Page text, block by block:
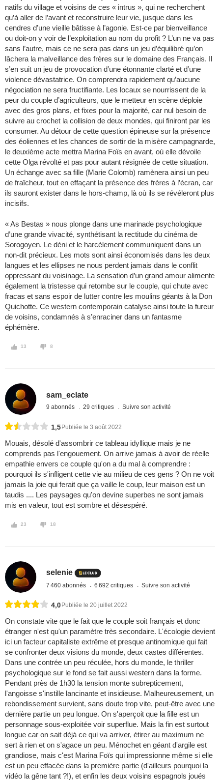
natifs du village et voisins de ces « intrus », qui ne recherchent
qu’à aller de l’avant et reconstruire leur vie, jusque dans les
cendres d’une vieille bâtisse à l’agonie. Est-ce par bienveillance
ou doit-on y voir de l’exploitation au nom du profit ? L’un ne va pas
sans l’autre, mais ce ne sera pas dans un jeu d’équilibré qu’on
lâchera la malveillance des frères sur le domaine des Français. Il
s’en suit un jeu de provocation d’une étonnante clarté et d’une
violence dévastatrice. On comprendra rapidement qu’aucune
négociation ne sera fructifiante. Les locaux se nourrissent de la
peur du couple d’agriculteurs, que le metteur en scène déploie
avec des gros plans, et fixes pour la majorité, car nul besoin de
suivre au crochet la collision de deux mondes, qui finiront par les
consumer. Au détour de cette question épineuse sur la présence
des éoliennes et les chances de sortir de la misère campagnarde,
le deuxième acte mettra Marina Foïs en avant, où elle dévoile
cette Olga révolté et pas pour autant résignée de cette situation.
Un échange avec sa fille (Marie Colomb) ramènera ainsi un peu
de fraîcheur, tout en effaçant la présence des frères à l’écran, car
ils sauront exister dans le hors-champ, là où ils se révéleront plus
incisifs.
« As Bestas » nous plonge dans une marinade psychologique
d’une grande vivacité, synthétisant la rectitude du cinéma de
Sorogoyen. Le déni et le harcèlement communiquent dans un
non-dit précieux. Les mots sont ainsi économisés dans les deux
langues et les ellipses ne nous perdent jamais dans le conflit
oppressant du voisinage. La sensation d’un grand amour alimente
également la tristesse qui retombe sur le couple, qui chute avec
fracas et sans espoir de lutter contre les moulins géants à la Don
Quichotte. Ce western contemporain catalyse ainsi toute la fureur
de voisins, condamnés à s’enraciner dans un fantasme
éphémère.
13 8
sam_eclate
9 abonnés 29 critiques Suivre son activité
1,5 Publiée le 3 août 2022
Mouais, désolé d'assombrir ce tableau idyllique mais je ne
comprends pas l'engouement. On arrive jamais à avoir de réelle
empathie envers ce couple qu'on a du mal à comprendre :
pourquoi ils s'infligent cette vie au milieu de ces gens ? On ne voit
jamais la joie qui ferait que ça vaille le coup, leur maison est un
taudis .... Les paysages qu'on devine superbes ne sont jamais
mis en valeur, tout est sombre et désespéré.
23 18
selenie
7 460 abonnés 6 692 critiques Suivre son activité
4,0 Publiée le 20 juillet 2022
On constate vite que le fait que le couple soit français et donc
étranger n'est qu'un paramètre très secondaire. L'écologie devient
ici un facteur capitaliste extrême et presque antinomique qui fait
se confronter deux visions du monde, deux castes différentes.
Dans une contrée un peu réculée, hors du monde, le thriller
psychologique sur le fond se fait aussi western dans la forme.
Pendant près de 1h30 la tension monte subrepticement,
l'angoisse s'instille lancinante et insidieuse. Malheureusement, un
rebondissement survient, sans doute trop vite, peut-être avec une
dernière partie un peu longue. On s'aperçoit que la fille est un
personnage sous-exploitée voir superflue. Mais la fin est surtout
longue car on sait déjà ce qui va arriver, étirer au maximum ne
sert à rien et on s'agace un peu. Ménochet en géant d'argile est
grandiose, mais c'est Marina Foïs qui impressionne même si elle
est un peu effacée dans la première partie (d'ailleurs pourquoi la
vidéo la gêne tant ?!), et enfin les deux voisins espagnols joués